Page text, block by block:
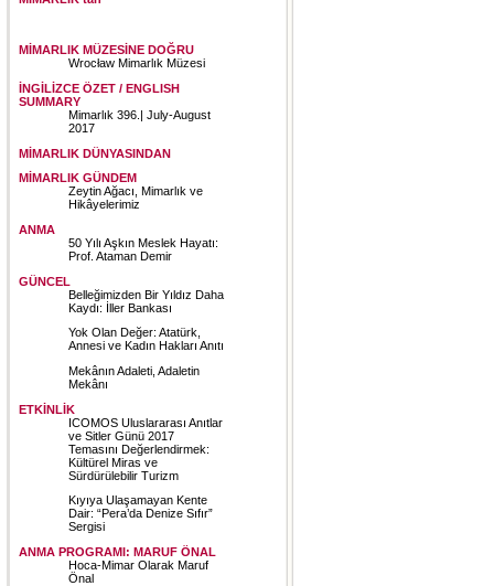
MİMARLIK MÜZESİNE DOĞRU
Wrocław Mimarlık Müzesi
İNGİLİZCE ÖZET / ENGLISH
SUMMARY
Mimarlık 396.| July-August
2017
MİMARLIK DÜNYASINDAN
MİMARLIK GÜNDEM
Zeytin Ağacı, Mimarlık ve
Hikâyelerimiz
ANMA
50 Yılı Aşkın Meslek Hayatı:
Prof. Ataman Demir
GÜNCEL
Belleğimizden Bir Yıldız Daha
Kaydı: İller Bankası
Yok Olan Değer: Atatürk,
Annesi ve Kadın Hakları Anıtı
Mekânın Adaleti, Adaletin
Mekânı
ETKİNLİK
ICOMOS Uluslararası Anıtlar
ve Sitler Günü 2017
Temasını Değerlendirmek:
Kültürel Miras ve
Sürdürülebilir Turizm
Kıyıya Ulaşamayan Kente
Dair: “Pera’da Denize Sıfır”
Sergisi
ANMA PROGRAMI: MARUF ÖNAL
Hoca-Mimar Olarak Maruf
Önal